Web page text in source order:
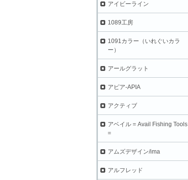
アイビーライン
1089工房
1091カラー（いれぐいカラ
ー）
アールグラット
アピア-APIA
アクティブ
アベイル = Avail Fishing Tools
=
アムズデザイン/ima
アルフレッド